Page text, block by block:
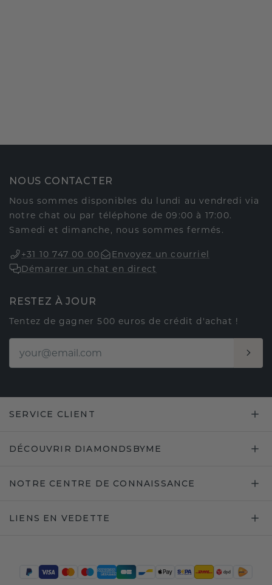
NOUS CONTACTER
Nous sommes disponibles du lundi au vendredi via
notre chat ou par téléphone de 09:00 à 17:00.
Samedi et dimanche, nous sommes fermés.
+31 10 747 00 00
Envoyez un courriel
Démarrer un chat en direct
RESTEZ À JOUR
Tentez de gagner 500 euros de crédit d'achat !
SERVICE CLIENT
DÉCOUVRIR DIAMONDSBYME
NOTRE CENTRE DE CONNAISSANCE
LIENS EN VEDETTE